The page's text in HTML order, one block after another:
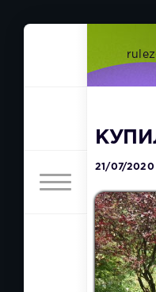
21/07/2020